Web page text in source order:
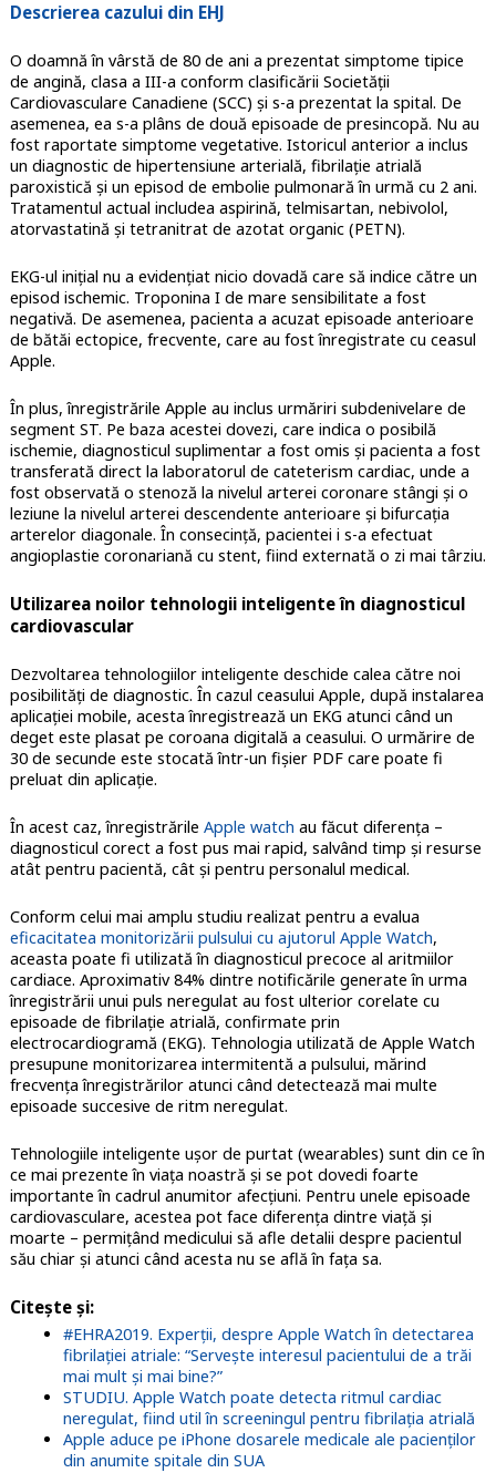
Descriereacazuluidin EHJ
O doamnă în vârstă de 80 de ani a prezentat simptome tipice
de angină, clasa a III-a conform clasificării Societății
Cardiovasculare Canadiene (SCC) și s-a prezentat la spital. De
asemenea, ea s-a plâns de două episoade de presincopă. Nu au
fost raportate simptome vegetative. Istoricul anterior a inclus
un diagnostic de hipertensiune arterială, fibrilație atrială
paroxistică și un episod de embolie pulmonară în urmă cu 2 ani.
Tratamentul actual includea aspirină, telmisartan, nebivolol,
atorvastatină și tetranitrat de azotat organic (PETN).
EKG-ul inițial nu a evidențiat nicio dovadă care să indice către un
episod ischemic. Troponina I de mare sensibilitate a fost
negativă. De asemenea, pacienta a acuzat episoade anterioare
de bătăi ectopice, frecvente, care au fost înregistrate cu ceasul
Apple.
În plus, înregistrările Apple au inclus urmăriri subdenivelare de
segment ST. Pe baza acestei dovezi, care indica o posibilă
ischemie, diagnosticul suplimentar a fost omis și pacienta a fost
transferată direct la laboratorul de cateterism cardiac, unde a
fost observată o stenoză la nivelul arterei coronare stângi și o
leziune la nivelul arterei descendente anterioare și bifurcația
arterelor diagonale. În consecință, pacientei i s-a efectuat
angioplastie coronariană cu stent, fiind externată o zi mai târziu.
Utilizarea noilor tehnologii inteligente în diagnosticul
cardiovascular
Dezvoltarea tehnologiilor inteligente deschide calea către noi
posibilități de diagnostic. În cazul ceasului Apple, după instalarea
aplicației mobile, acesta înregistrează un EKG atunci când un
deget este plasat pe coroana digitală a ceasului. O urmărire de
30 de secunde este stocată într-un fișier PDF care poate fi
preluat din aplicație.
În acest caz, înregistrările Apple watch au făcut diferența –
diagnosticul corect a fost pus mai rapid, salvând timp și resurse
atât pentru pacientă, cât și pentru personalul medical.
Conform celui mai amplu studiu realizat pentru a evalua
eficacitatea monitorizării pulsului cu ajutorul Apple Watch,
aceasta poate fi utilizată în diagnosticul precoce al aritmiilor
cardiace. Aproximativ 84% dintre notificările generate în urma
înregistrării unui puls neregulat au fost ulterior corelate cu
episoade de fibrilație atrială, confirmate prin
electrocardiogramă (EKG). Tehnologia utilizată de Apple Watch
presupune monitorizarea intermitentă a pulsului, mărind
frecvența înregistrărilor atunci când detectează mai multe
episoade succesive de ritm neregulat.
Tehnologiile inteligente ușor de purtat (wearables) sunt din ce în
ce mai prezente în viața noastră și se pot dovedi foarte
importante în cadrul anumitor afecțiuni. Pentru unele episoade
cardiovasculare, acestea pot face diferența dintre viață și
moarte – permițând medicului să afle detalii despre pacientul
său chiar și atunci când acesta nu se află în fața sa.
Citește și:
#EHRA2019. Experții, despre Apple Watch în detectarea
fibrilației atriale: “Servește interesul pacientului de a trăi
mai mult și mai bine?”
STUDIU. Apple Watch poate detecta ritmul cardiac
neregulat, fiind util în screeningul pentru fibrilația atrială
Apple aduce pe iPhone dosarele medicale ale pacienților
din anumite spitale din SUA